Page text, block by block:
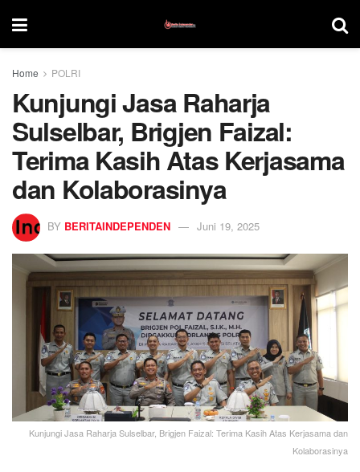
Home POLRI
Kunjungi Jasa Raharja
Sulselbar, Brigjen Faizal:
Terima Kasih Atas Kerjasama
dan Kolaborasinya
BY BERITAINDEPENDEN Juni 19, 2025
Kunjungi Jasa Raharja Sulselbar, Brigjen Faizal: Terima Kasih Atas Kerjasama dan
Kolaborasinya